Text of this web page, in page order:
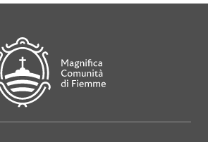
Magnifica Comunità di Fiemme